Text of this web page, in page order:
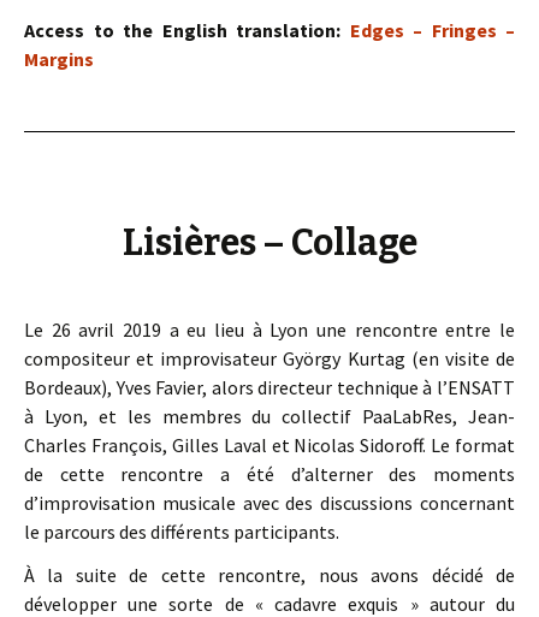
Access to the English translation: Edges – Fringes –
Margins
Lisières – Collage
Le 26 avril 2019 a eu lieu à Lyon une rencontre entre le
compositeur et improvisateur György Kurtag (en visite de
Bordeaux), Yves Favier, alors directeur technique à l’ENSATT
à Lyon, et les membres du collectif PaaLabRes, Jean-
Charles François, Gilles Laval et Nicolas Sidoroff. Le format
de cette rencontre a été d’alterner des moments
d’improvisation musicale avec des discussions concernant
le parcours des différents participants.
À la suite de cette rencontre, nous avons décidé de
développer une sorte de « cadavre exquis » autour du